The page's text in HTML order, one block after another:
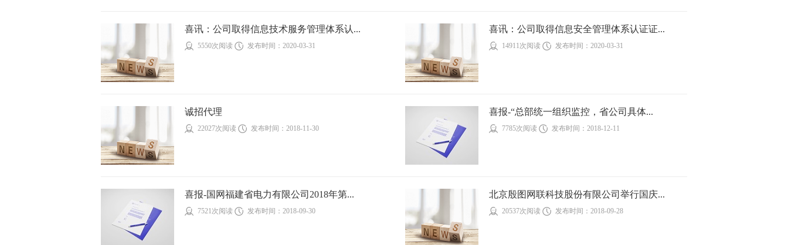
喜讯：公司取得信息技术服务管理体系认...
5550次阅读 发布时间：2020-03-31
喜讯：公司取得信息安全管理体系认证证...
14911次阅读 发布时间：2020-03-31
诚招代理
22027次阅读 发布时间：2018-11-30
喜报-“总部统一组织监控，省公司具体...
7785次阅读 发布时间：2018-12-11
喜报-国网福建省电力有限公司2018年第...
7521次阅读 发布时间：2018-09-30
北京殷图网联科技股份有限公司举行国庆...
20537次阅读 发布时间：2018-09-28